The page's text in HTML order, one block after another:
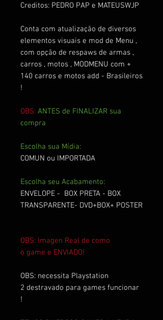
Creditos: PEDRO PAP e MATEUSWJP
Conta com atualização de diversos
elementos visuais e mod de Menu ,
com opção de respaws de armas ,
carros , motos , MODMENU com +
140 carros e motos add - Brasileiros
!
OBS: ANTES de FINALIZAR sua
compra
Escolha sua Mídia:
COMUN ou IMPORTADA
Escolha seu Acabamento:
ENVELOPE - BOX PRETA - BOX
TRANSPARENTE- DVD+BOX+ POSTER
OBS: Imagen Real de como
o game e ENVIADO!
OBS: necessita Playstation
2 destravado para games funcionar
!